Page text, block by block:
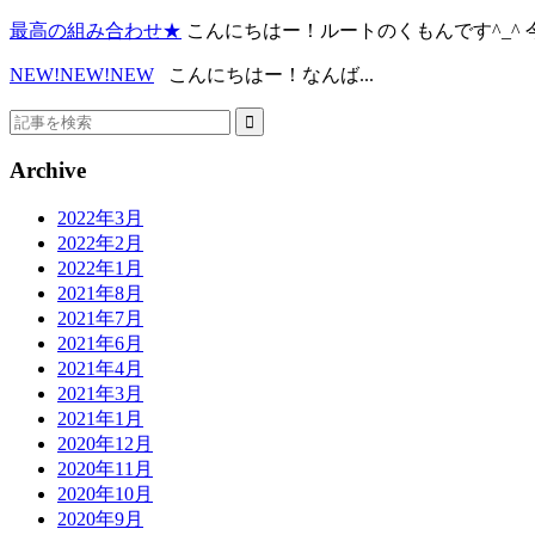
最高の組み合わせ★ こんにちはー！ルートのくもんです^_^
NEW!NEW!NEW こんにちはー！なんば...
Archive
2022年3月
2022年2月
2022年1月
2021年8月
2021年7月
2021年6月
2021年4月
2021年3月
2021年1月
2020年12月
2020年11月
2020年10月
2020年9月